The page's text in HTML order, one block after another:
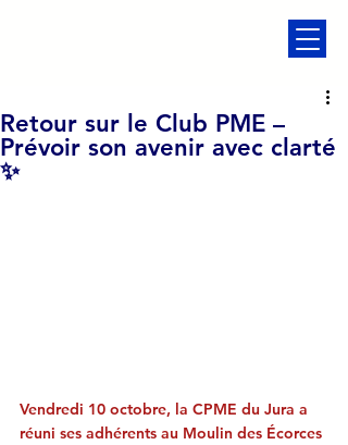
Retour sur le Club PME –
Prévoir son avenir avec clarté
✨
Vendredi 10 octobre, la CPME du Jura a
réuni ses adhérents au Moulin des Écorces